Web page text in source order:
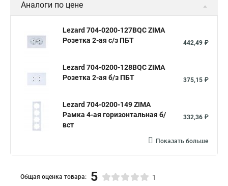
Аналоги по цене
Lezard 704-0200-127BQC ZIMA
Розетка 2-ая с/з ПБТ
442,49 ₽
Lezard 704-0200-128BQC ZIMA
Розетка 2-ая б/з ПБТ
375,15 ₽
Lezard 704-0200-149 ZIMA
Рамка 4-ая горизонтальная б/
вст
332,36 ₽
Показать больше
Общая оценка товара: 5 1